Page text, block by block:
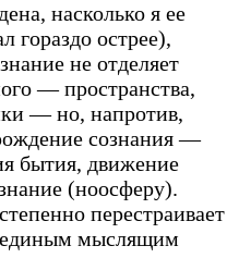
насколько я ее
острее),
не отделяет
— пространства,
— но, напротив,
сознания —
бытия, движение
(ноосферу).
перестраивает
единым мыслящим